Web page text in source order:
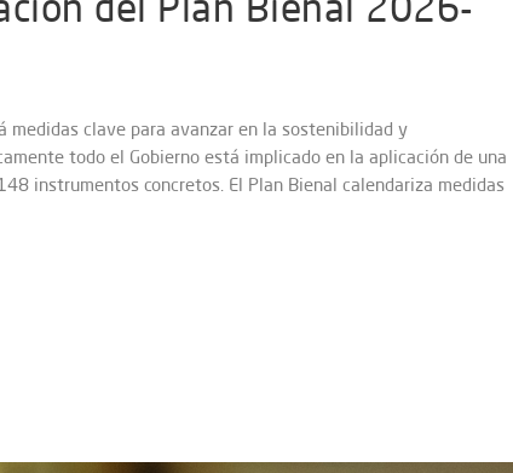
clave para avanzar en la sostenibilidad y
todo el Gobierno está implicado en la aplicación de una
instrumentos concretos. El Plan Bienal calendariza medidas